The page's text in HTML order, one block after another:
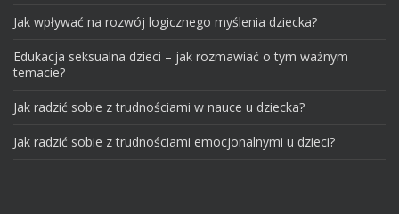
Jak wpływać na rozwój logicznego myślenia dziecka?
Edukacja seksualna dzieci – jak rozmawiać o tym ważnym
temacie?
Jak radzić sobie z trudnościami w nauce u dziecka?
Jak radzić sobie z trudnościami emocjonalnymi u dzieci?